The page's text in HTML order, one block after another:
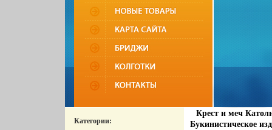
Категории:
Крест и меч
Букинистическое